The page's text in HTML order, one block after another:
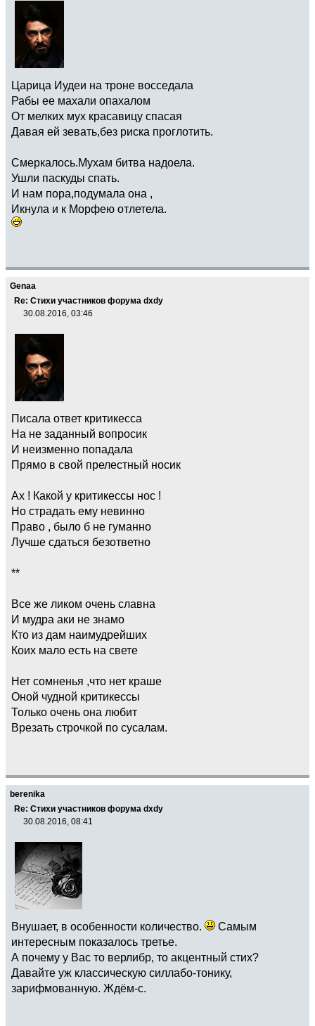
Царица Иудеи на троне восседала
Рабы ее махали опахалом
От мелких мух красавицу спасая
Давая ей зевать,без риска проглотить.
Смеркалось.Мухам битва надоела.
Ушли паскуды спать.
И нам пора,подумала она ,
Икнула и к Морфею отлетела.
Genaa
Re: Стихи участников форума dxdy
30.08.2016, 03:46
Писала ответ критикесса
На не заданный вопросик
И неизменно попадала
Прямо в свой прелестный носик
Ах ! Какой у критикессы нос !
Но страдать ему невинно
Право , было б не гуманно
Лучше сдаться безответно
**
Все же ликом очень славна
И мудра аки не знамо
Кто из дам наимудрейших
Коих мало есть на свете
Нет сомненья ,что нет краше
Оной чудной критикессы
Только очень она любит
Врезать строчкой по сусалам.
berenika
Re: Стихи участников форума dxdy
30.08.2016, 08:41
Внушает, в особенности количество.
Самым
интересным показалось третье.
А почему у Вас то верлибр, то акцентный стих?
Давайте уж классическую силлабо-тонику,
зарифмованную. Ждём-с.